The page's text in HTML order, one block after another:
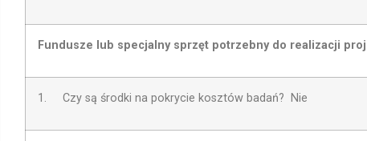
Fundusze lub specjalny sprzęt potrzebny do realizacji
1. Czy są środki na pokrycie kosztów badań? Nie